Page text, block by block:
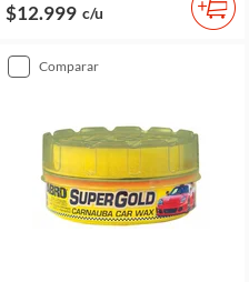
$12.999 c/u
comparar